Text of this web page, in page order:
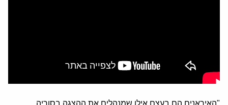
"האיראנים הם בעצם אילו שמנהלים את ההצגה בסוריה